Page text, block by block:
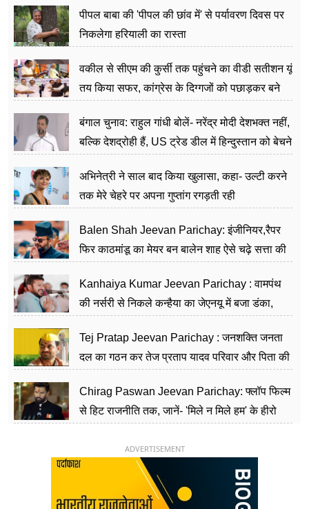
पीपल बाबा की 'पीपल की छांव में' से पर्यावरण दिवस पर
निकलेगा हरियाली का रास्ता
वकील से सीएम की कुर्सी तक पहुंचने का वीडी सतीशन यूं
तय किया सफर, कांग्रेस के दिग्गजों को पछाड़कर बने
बंगाल चुनाव: राहुल गांधी बोलें- नरेंद्र मोदी देशभक्त नहीं,
बल्कि देशद्रोही हैं, US ट्रेड डील में हिन्दुस्तान को बेचने
अभिनेत्री ने साल बाद किया खुलासा, कहा- उल्टी करने
तक मेरे चेहरे पर अपना गुप्तांग रगड़ती रही
Balen Shah Jeevan Parichay: इंजीनियर,रैपर
फिर काठमांडू का मेयर बन बालेन शाह ऐसे चढ़े सत्ता की
Kanhaiya Kumar Jeevan Parichay : वामपंथ
की नर्सरी से निकले कन्हैया का जेएनयू में बजा डंका,
Tej Pratap Jeevan Parichay : जनशक्ति जनता
दल का गठन कर तेज प्रताप यादव परिवार और पिता की
Chirag Paswan Jeevan Parichay: फ्लॉप फिल्म
से हिट राजनीति तक, जानें- 'मिले न मिले हम' के हीरो
ADVERTISEMENT